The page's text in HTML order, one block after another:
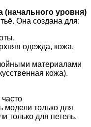
уровня)
Она создана для:
одежда, кожа,
материалами
кожа).
модели только для
только для петель.